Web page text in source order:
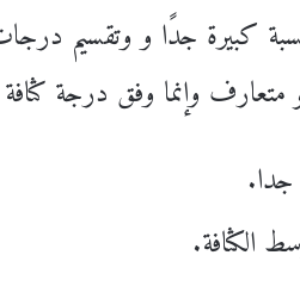
كبيرة جدًا و وتقسيم
وإنما وفق درجة كثافة